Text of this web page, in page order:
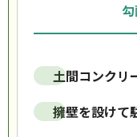
土間コンクリ
擁壁を設けて